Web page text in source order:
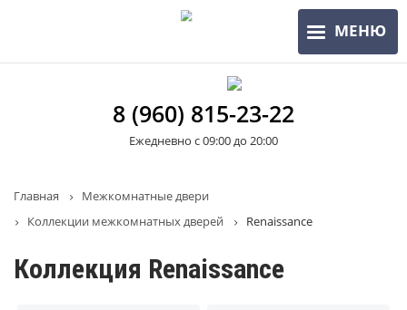
МЕНЮ
8 (960) 815-23-22
Ежедневно с 09:00 до 20:00
Строка
навигации
Главная
Межкомнатные двери
Коллекции межкомнатных дверей
Renaissance
Коллекция Renaissance